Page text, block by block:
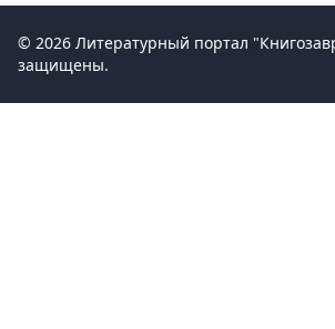
© 2026 Литературный портал
защищены.